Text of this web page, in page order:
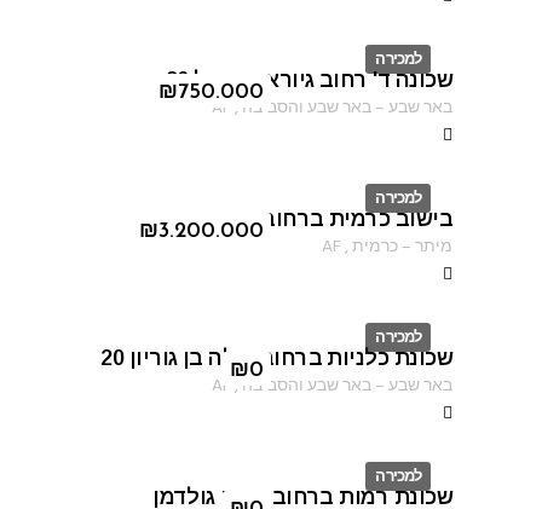
למכירה
ID
₪750.000
שכונה ד' רחוב גיורא יוספטל 26
באר שבע–באר שבע והסביבה ,
AF
למכירה
ID
₪3.200.000
בישוב כרמית ברחוב הקורא
מיתר–כרמית,
AF
למכירה
ID
₪0
שכונת כלניות ברחוב פולה בן גוריון 20
באר שבע–באר שבע והסביבה ,
AF
למכירה
שכונת רמות ברחוב נחום גולדמן